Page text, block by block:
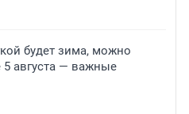
будет зима, можно
5 августа — важные